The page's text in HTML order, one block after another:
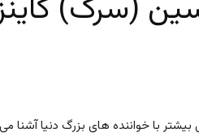
با خواننده های بزرگ دنیا آشنا